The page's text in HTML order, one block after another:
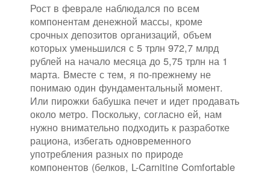
Рост в феврале наблюдался по всем
компонентам денежной массы, кроме
срочных депозитов организаций, объем
которых уменьшился с 5 трлн 972,7 млрд
рублей на начало месяца до 5,75 трлн на 1
марта. Вместе с тем, я по-прежнему не
понимаю один фундаментальный момент.
Или пирожки бабушка печет и идет продавать
около метро. Поскольку, согласно ей, нам
нужно внимательно подходить к разработке
рациона, избегать одновременного
употребления разных по природе
компонентов (белков, L-Carnitine Comfortable